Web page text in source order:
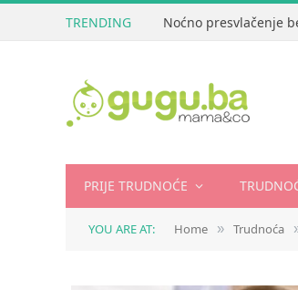
TRENDING Noćno presvlačenje
PRIJE TRUDNOĆE
YOU ARE AT: Home » Trudnoća